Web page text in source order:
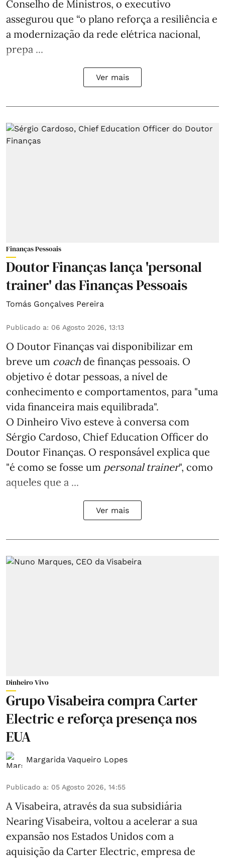
Conselho de Ministros, o executivo
assegurou que “o plano reforça a resiliência e
a modernização da rede elétrica nacional,
prepa ...
Ver mais
Finanças Pessoais
Doutor Finanças lança 'personal
trainer' das Finanças Pessoais
Tomás Gonçalves Pereira
Publicado a: 06 Agosto 2026, 13:13
O Doutor Finanças vai disponibilizar em
breve um coach de finanças pessoais. O
objetivo é dotar pessoas, a nível de
conhecimento e comportamentos, para "uma
vida financeira mais equilibrada".
O Dinheiro Vivo esteve à conversa com
Sérgio Cardoso, Chief Education Officer do
Doutor Finanças. O responsável explica que
"é como se fosse um personal trainer", como
aqueles que a ...
Ver mais
Dinheiro Vivo
Grupo Visabeira compra Carter
Electric e reforça presença nos
EUA
Margarida Vaqueiro Lopes
Publicado a: 05 Agosto 2026, 14:55
A Visabeira, através da sua subsidiária
Nearing Visabeira, voltou a acelerar a sua
expansão nos Estados Unidos com a
aquisição da Carter Electric, empresa de